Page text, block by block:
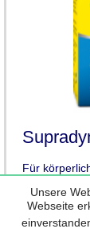
Für
Olive Zur
ab € 50.-
Unsere
Webseite